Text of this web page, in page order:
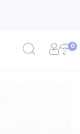
0